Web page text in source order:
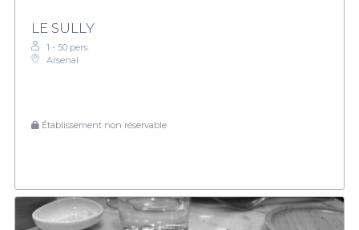
LE SULLY
1 - 50 pers.
Arsenal
Établissement non réservable